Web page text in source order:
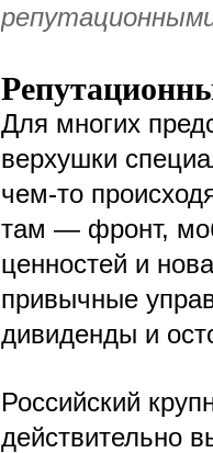
Для многих
верхушки
чем-то
там — фронт,
ценностей и
привычные
дивиденды и
Российский
действительно